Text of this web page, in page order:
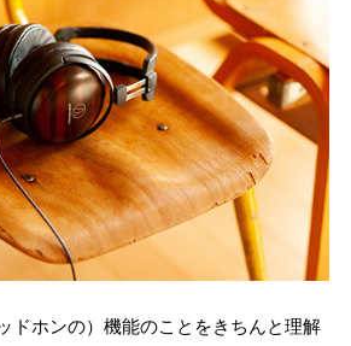
ドホンの）機能のことをきちんと理解